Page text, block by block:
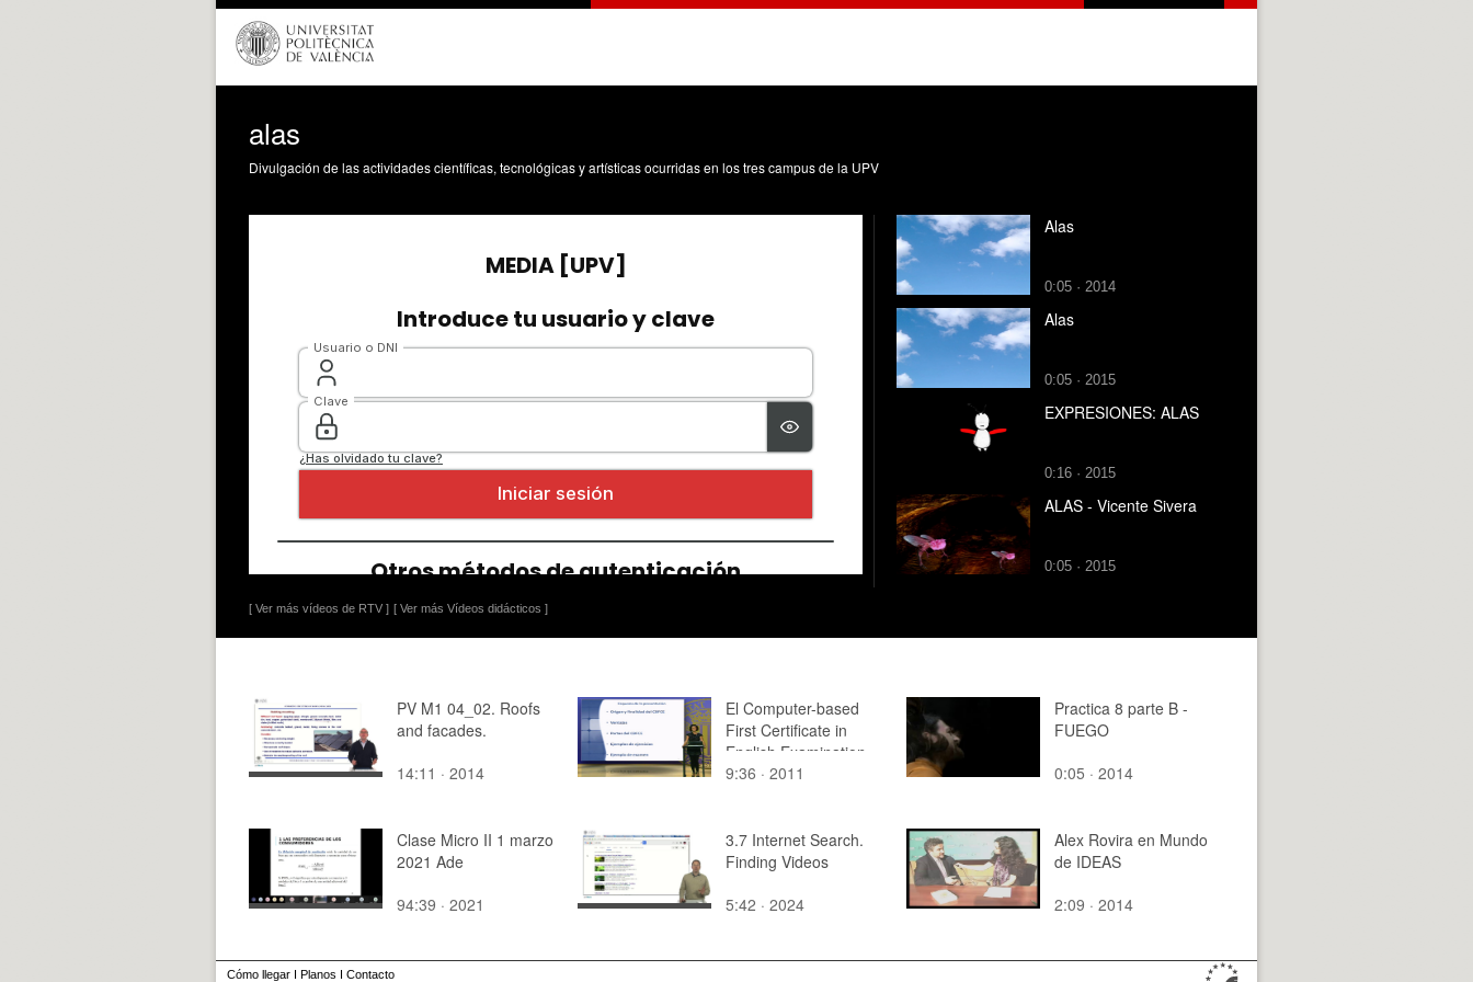
alas
Divulgación de las actividades científicas, tecnológicas y artísticas ocurridas en los tres campus de la UPV
[ Ver más vídeos de RTV ] [ Ver más Vídeos didácticos ]
Alas
0:05 · 2014
Alas
0:05 · 2015
EXPRESIONES: ALAS
0:16 · 2015
ALAS - Vicente Sivera
0:05 · 2015
PV M1 04_02. Roofs
and facades.
14:11 · 2014
El Computer-based
First Certificate in
English Examination
(CBFCE)
9:36 · 2011
Practica 8 parte B -
FUEGO
0:05 · 2014
Clase Micro II 1 marzo
2021 Ade
94:39 · 2021
3.7 Internet Search.
Finding Videos
5:42 · 2024
Alex Rovira en Mundo
de IDEAS
2:09 · 2014
Cómo llegar I Planos I Contacto